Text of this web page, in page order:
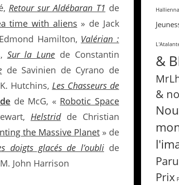
Retour sur Aldébaran T1 de
time with aliens » de Jack
Hamilton, Valérian :
Sur la Lune de Constantin
de Savinien de Cyrano de
Hutchins, Les Chasseurs de
de McG, « Robotic Space
Helstridde Christian
the Massive Planet» de
doigts glacés de l’oubli de
John Harrison
&
&
Prix